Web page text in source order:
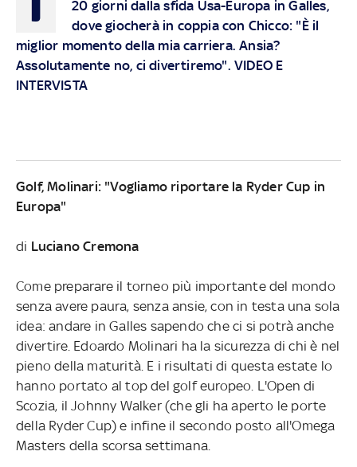
20 giorni dalla sfida Usa-Europa in Galles,
dove giocherà in coppia con Chicco: "È il
miglior momento della mia carriera. Ansia?
Assolutamente no, ci divertiremo". VIDEO E
INTERVISTA
Golf, Molinari: "Vogliamo riportare la Ryder Cup in
Europa"
di Luciano Cremona
Come preparare il torneo più importante del mondo
senza avere paura, senza ansie, con in testa una sola
idea: andare in Galles sapendo che ci si potrà anche
divertire. Edoardo Molinari ha la sicurezza di chi è nel
pieno della maturità. E i risultati di questa estate lo
hanno portato al top del golf europeo. L'Open di
Scozia, il Johnny Walker (che gli ha aperto le porte
della Ryder Cup) e infine il secondo posto all'Omega
Masters della scorsa settimana.